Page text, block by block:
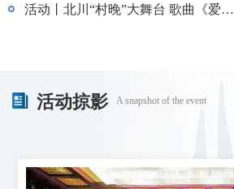
——快手直播|快手村晚大舞台
活动丨北川“村晚”大舞台 歌曲《爱情
活动掠影 A snapshot of the event